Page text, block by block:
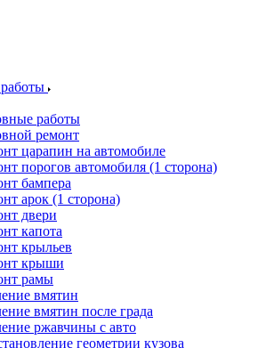
работы
ремонт
царапин на автомобиле
порогов автомобиля (1 сторона)
бампера
арок (1 сторона)
двери
капота
крыльев
крыши
рамы
вмятин
вмятин после града
ржавчины с авто
геометрии кузова